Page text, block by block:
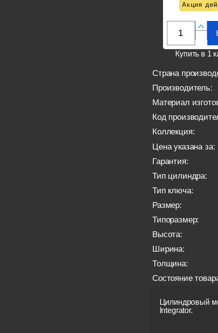
Акция
Купить в 1
Страна
Производитель:
Материал
Код
Коллекция:
Цена указана за:
Гарантия:
Тип цилиндра:
Тип ключа:
Размер:
Типоразмер:
Высота:
Ширина:
Толщина:
Состояние
Цилиндровый
Integrator.